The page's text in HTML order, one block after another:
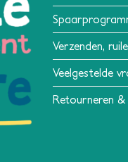
Verzenden,
Veelgestelde
Retourneren